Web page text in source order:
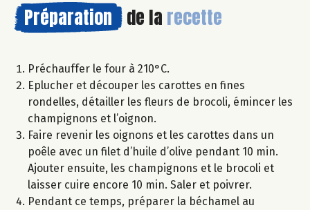
Préparation de la recette
Préchauffer le four à 210°C.
Eplucher et découper les carottes en fines
rondelles, détailler les fleurs de brocoli, émincer les
champignons et l’oignon.
Faire revenir les oignons et les carottes dans un
poêle avec un filet d’huile d’olive pendant 10 min.
Ajouter ensuite, les champignons et le brocoli et
laisser cuire encore 10 min. Saler et poivrer.
Pendant ce temps, préparer la béchamel au